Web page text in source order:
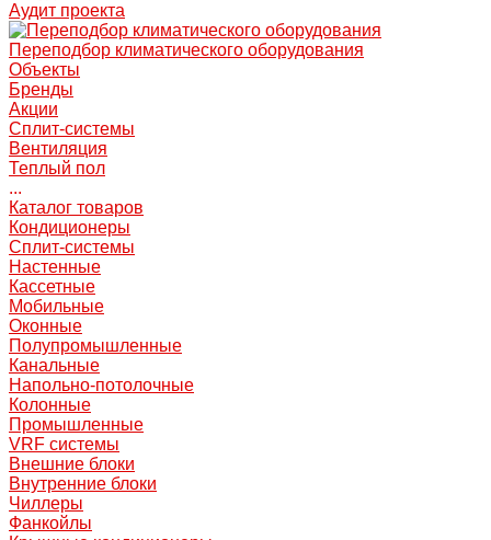
Аудит проекта
Переподбор климатического оборудования
Объекты
Бренды
Акции
Сплит-системы
Вентиляция
Теплый пол
...
Каталог товаров
Кондиционеры
Сплит-системы
Настенные
Кассетные
Мобильные
Оконные
Полупромышленные
Канальные
Напольно-потолочные
Колонные
Промышленные
VRF системы
Внешние блоки
Внутренние блоки
Чиллеры
Фанкойлы